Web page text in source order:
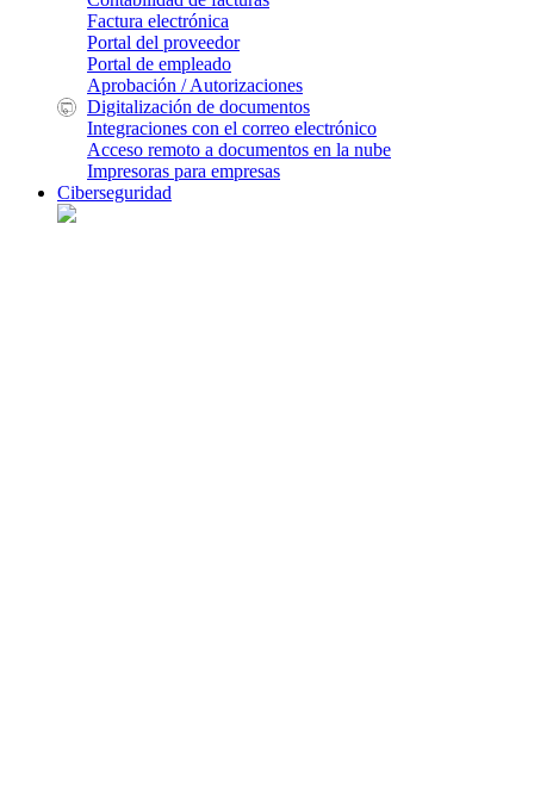
Factura electrónica
Portal del proveedor
Portal de empleado
Aprobación / Autorizaciones
Digitalización de documentos
Integraciones con el correo electrónico
Acceso remoto a documentos en la nube
Impresoras para empresas
Ciberseguridad